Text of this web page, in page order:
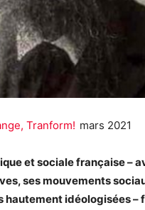
Tranform! mars 2021
et sociale française –
ses mouvements
hautement idéologisées –